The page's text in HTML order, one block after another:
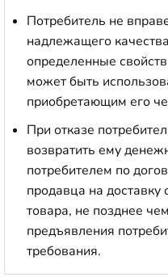
Потребитель не
надлежащего
определенные
может быть
приобретающим его
При отказе
возвратить ему
потребителем по
продавца на доставку
товара, не позднее
предъявления
требования.